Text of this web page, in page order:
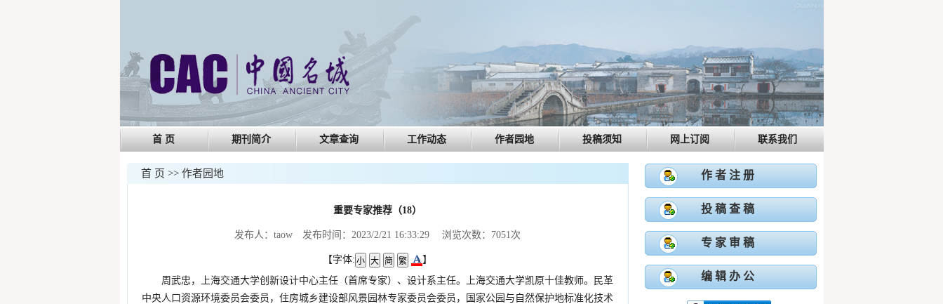
首 页 期刊简介 文章查询 工作动态 作者园地 投稿须知 网上订阅 联系我们
首 页 >> 作者园地
重要专家推荐（18）
发布人：taow 发布时间：2023/2/21 16:33:29 浏览次数：7051次
【字体:
】
周武忠，上海交通大学创新设计中心主任（首席专家）、设计系主任。上海交通大学凯原十佳教师。民革
中央人口资源环境委员会委员，住房城乡建设部风景园林专家委员会委员，国家公园与自然保护地标准化技术
作 者 注 册
投 稿 查 稿
专 家 审 稿
编 辑 办 公